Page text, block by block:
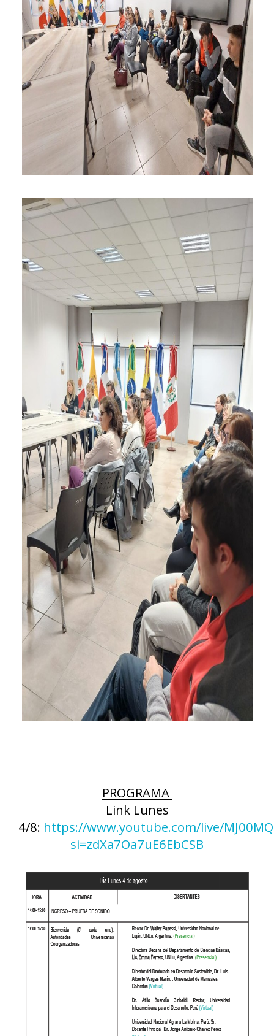
PROGRAMA
Link Lunes
4/8: https://www.youtube.com/live/
si=zdXa7Oa7uE6EbCSB